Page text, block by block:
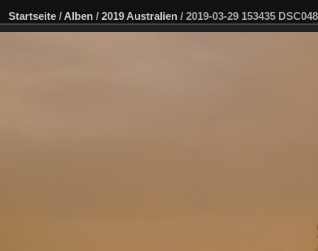
Startseite / Alben / 2019 Australien / 2019-03-29 153435